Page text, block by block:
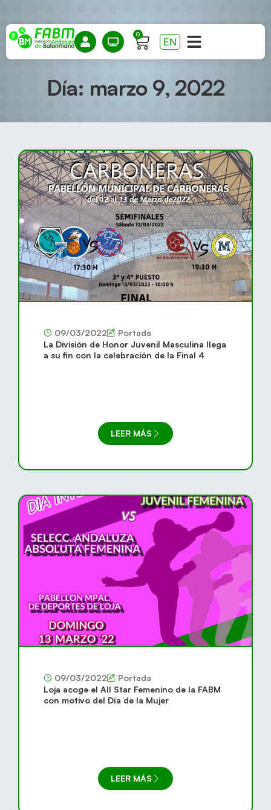
0
EN
Día: marzo 9, 2022
09/03/2022
Portada
La División de Honor Juvenil Masculina llega
a su fin con la celebración de la Final 4
LEER MÁS
09/03/2022
Portada
Loja acoge el All Star Femenino de la FABM
con motivo del Día de la Mujer
LEER MÁS